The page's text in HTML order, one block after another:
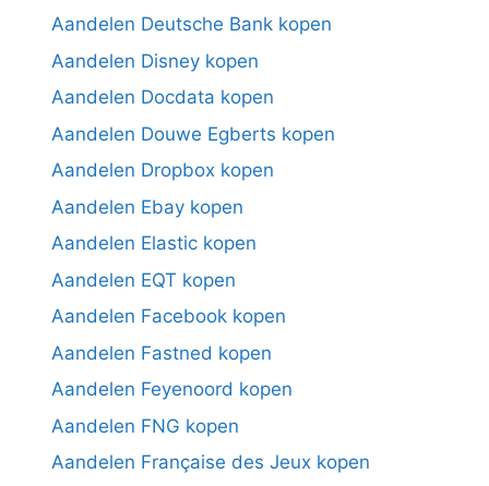
Aandelen Deutsche Bank kopen
Aandelen Disney kopen
Aandelen Docdata kopen
Aandelen Douwe Egberts kopen
Aandelen Dropbox kopen
Aandelen Ebay kopen
Aandelen Elastic kopen
Aandelen EQT kopen
Aandelen Facebook kopen
Aandelen Fastned kopen
Aandelen Feyenoord kopen
Aandelen FNG kopen
Aandelen Française des Jeux kopen